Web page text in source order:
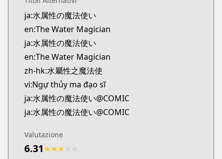
Kitsu
https://kitsu.app/manga/69143
MangaUpdates
MangaUpdates
https://www.mangaupdates.com/
novelUpdates
novelUpdates
https://www.novelupdates.com/series/water-
Book☆Walker
Book☆Walker
Official English
Official English
ja:水属性の魔法使い
en:The Water Magician
ja:水属性の魔法使い
en:The Water Magician
zh-hk:水屬性之魔法使
vi:Ngự thủy ma đạo sĩ
ja:水属性の魔法使い@COMIC
ja:水属性の魔法使い@COMIC
Valutazione
6.31★★★